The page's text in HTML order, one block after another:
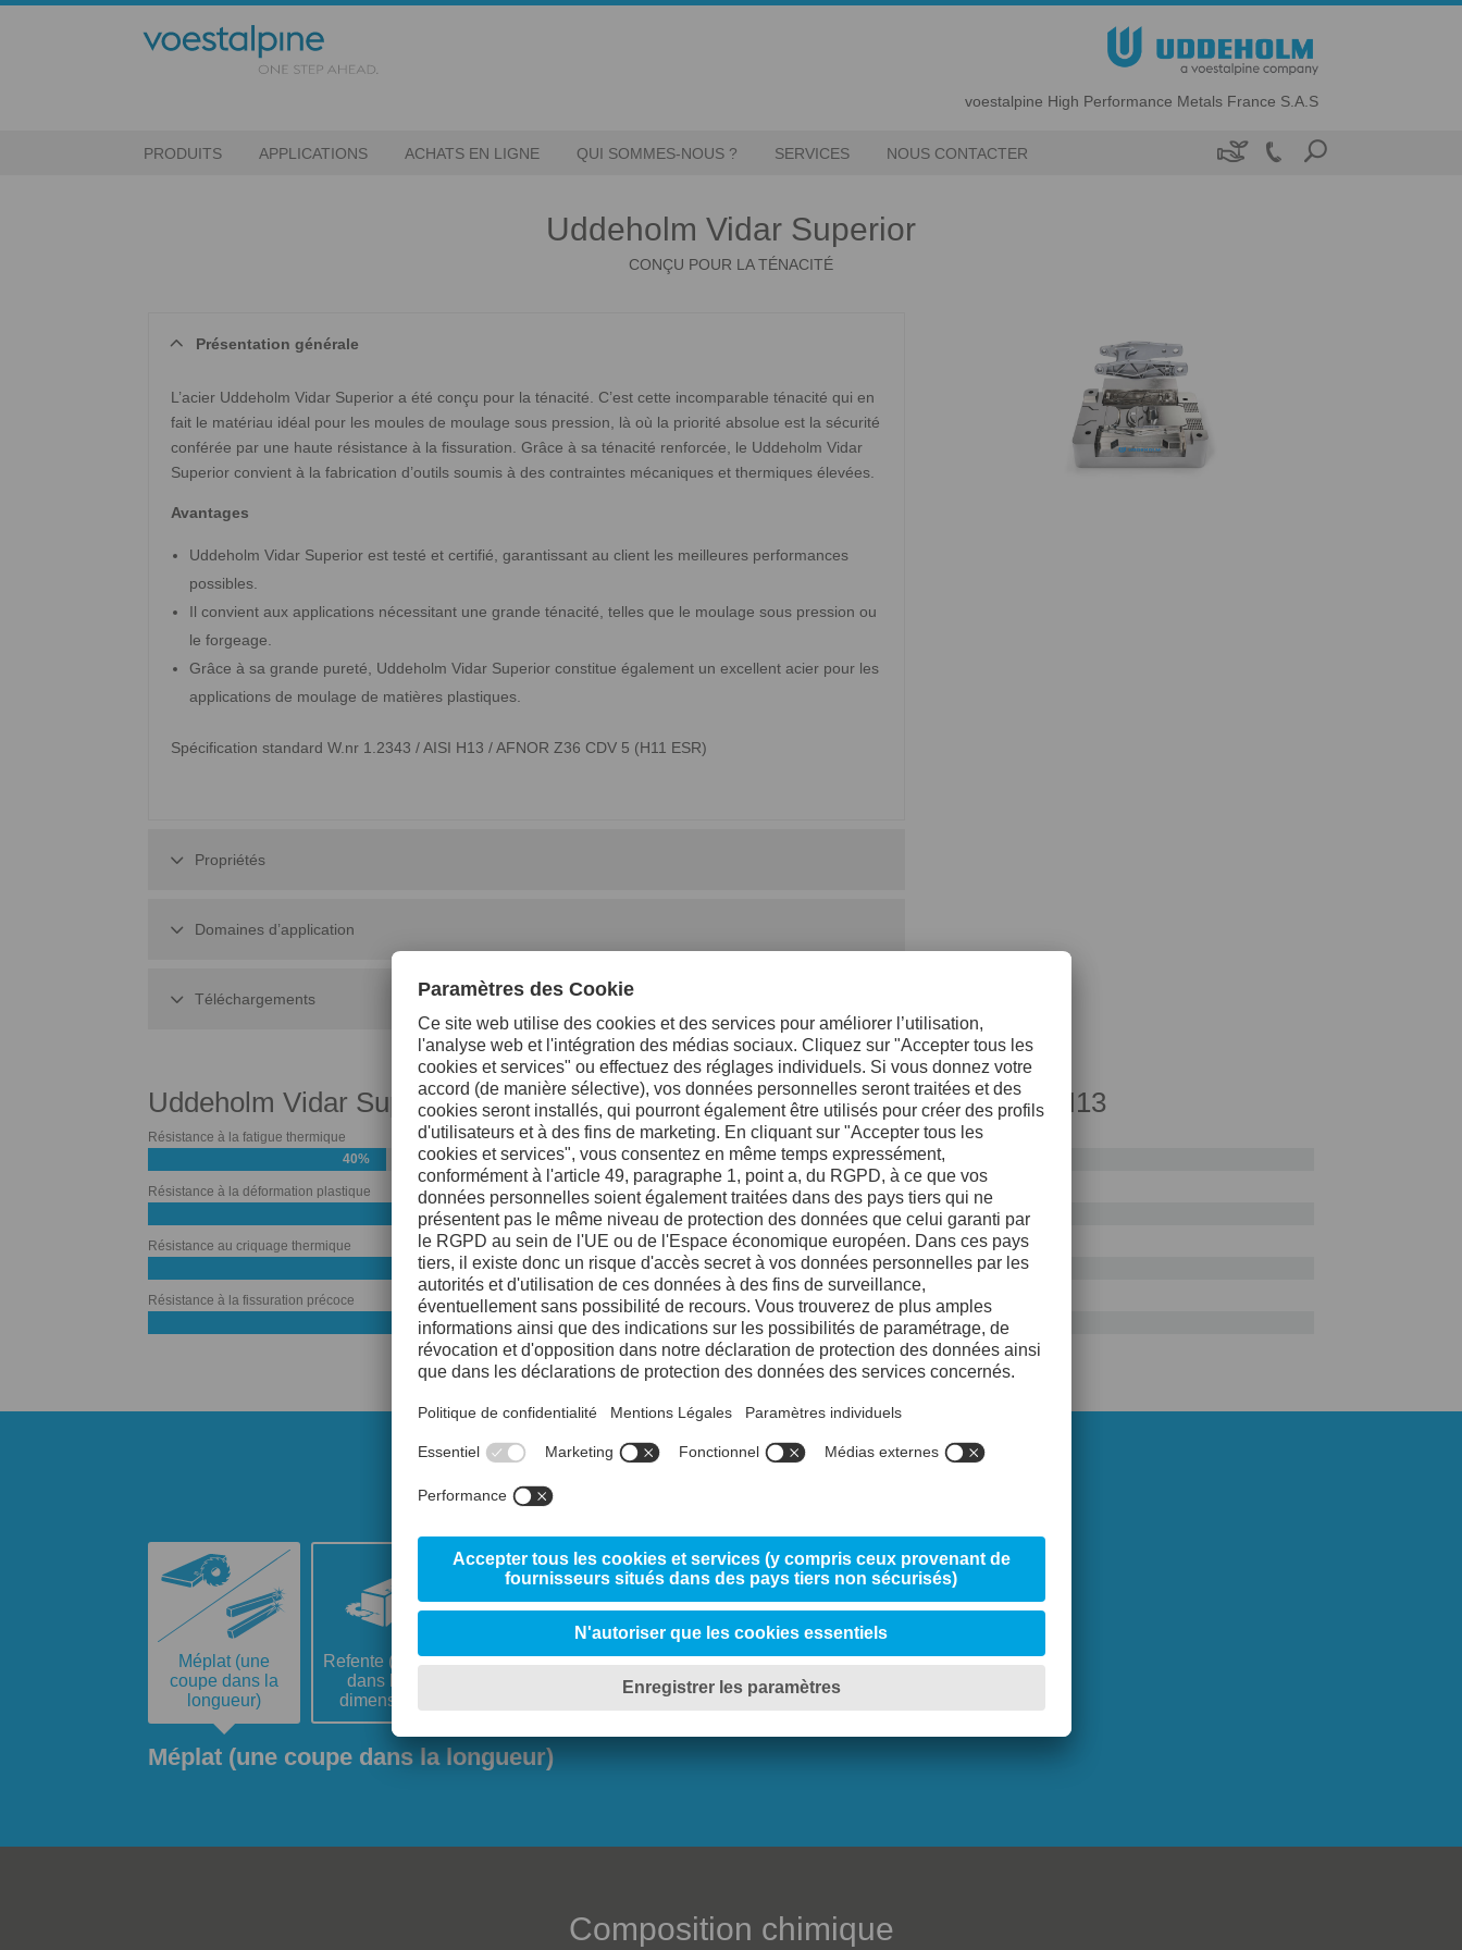
voestalpine High Performance Metals France S.A.S
PRODUITS APPLICATIONS ACHATS EN LIGNE QUI SOMMES-NOUS ? SERVICES NOUS CONTACTER 
Uddeholm Vidar Superior
CONÇU POUR LA TÉNACITÉ
Présentation générale
L’acier Uddeholm Vidar Superior a été conçu pour la ténacité. C’est cette incomparable ténacité qui en
fait le matériau idéal pour les moules de moulage sous pression, là où la priorité absolue est la sécurité
conférée par une haute résistance à la fissuration. Grâce à sa ténacité renforcée, le Uddeholm Vidar
Superior convient à la fabrication d’outils soumis à des contraintes mécaniques et thermiques élevées.
Avantages
Uddeholm Vidar Superior est testé et certifié, garantissant au client les meilleures performances
possibles.
Il convient aux applications nécessitant une grande ténacité, telles que le moulage sous pression ou
le forgeage.
Grâce à sa grande pureté, Uddeholm Vidar Superior constitue également un excellent acier pour les
applications de moulage de matières plastiques.
Spécification standard W.nr 1.2343 / AISI H13 / AFNOR Z36 CDV 5 (H11 ESR)
Propriétés
Domaines d’application
Téléchargements
Uddeholm Vidar Superior
Résistance à la fatigue thermique
40%
Résistance à la déformation plastique
50%
Résistance au criquage thermique
60%
Résistance à la fissuration précoce
85%
Acier de référence AISI H13
Résistance à la fatigue thermique
Résistance à la déformation plastique
40%
Résistance au criquage thermique
40%
Résistance à la fissuration précoce
35%
Méplat (une
coupe dans la
longueur)
Méplat (une coupe dans la longueur)
Refente (coupes
dans les 3
dimensions)
Composition chimique